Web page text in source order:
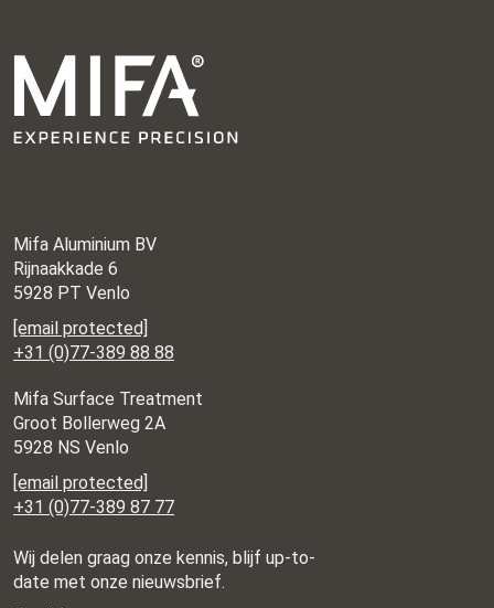
Mifa Aluminium BV
Rijnaakkade 6
5928 PT Venlo
[email protected]
+31 (0)77-389 88 88
Mifa Surface Treatment
Groot Bollerweg 2A
5928 NS Venlo
[email protected]
+31 (0)77-389 87 77